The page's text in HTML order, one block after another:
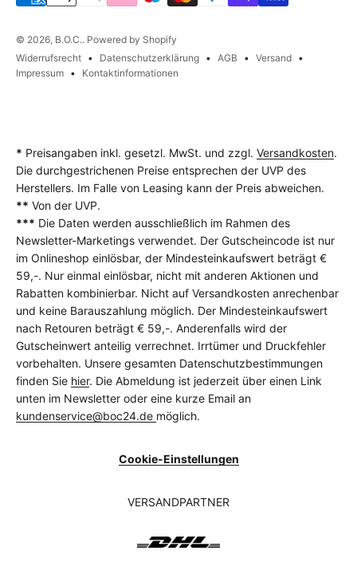
© 2026, B.O.C.. Powered by Shopify
Widerrufsrecht
Datenschutzerklärung AGB
Versand
Impressum
Kontaktinformationen
* Preisangaben inkl. gesetzl. MwSt. und zzgl. Versandkosten.
Die durchgestrichenen Preise entsprechen der UVP des
Herstellers. Im Falle von Leasing kann der Preis abweichen.
** Von der UVP.
*** Die Daten werden ausschließlich im Rahmen des
Newsletter-Marketings verwendet. Der Gutscheincode ist nur
im Onlineshop einlösbar, der Mindesteinkaufswert beträgt €
59,-. Nur einmal einlösbar, nicht mit anderen Aktionen und
Rabatten kombinierbar. Nicht auf Versandkosten anrechenbar
und keine Barauszahlung möglich. Der Mindesteinkaufswert
nach Retouren beträgt € 59,-. Anderenfalls wird der
Gutscheinwert anteilig verrechnet. Irrtümer und Druckfehler
vorbehalten. Unsere gesamten Datenschutzbestimmungen
finden Sie hier. Die Abmeldung ist jederzeit über einen Link
unten im Newsletter oder eine kurze Email an
kundenservice@boc24.de möglich.
Cookie-Einstellungen
VERSANDPARTNER